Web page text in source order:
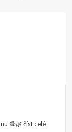
🧶🌿číst celé